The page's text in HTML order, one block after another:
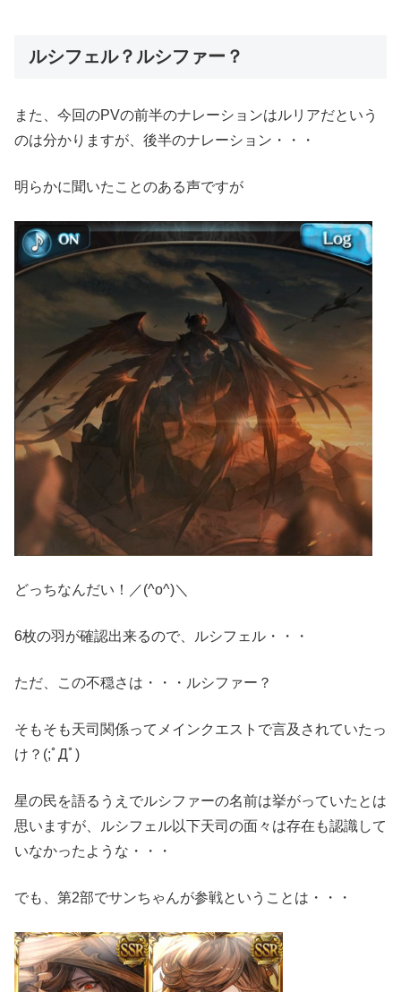
ルシフェル？ルシファー？
また、今回のPVの前半のナレーションはルリアだという
のは分かりますが、後半のナレーション・・・
明らかに聞いたことのある声ですが
どっちなんだい！／(^o^)＼
6枚の羽が確認出来るので、ルシフェル・・・
ただ、この不穏さは・・・ルシファー？
そもそも天司関係ってメインクエストで言及されていたっ
け？(;ﾟДﾟ)
星の民を語るうえでルシファーの名前は挙がっていたとは
思いますが、ルシフェル以下天司の面々は存在も認識して
いなかったような・・・
でも、第2部でサンちゃんが参戦ということは・・・